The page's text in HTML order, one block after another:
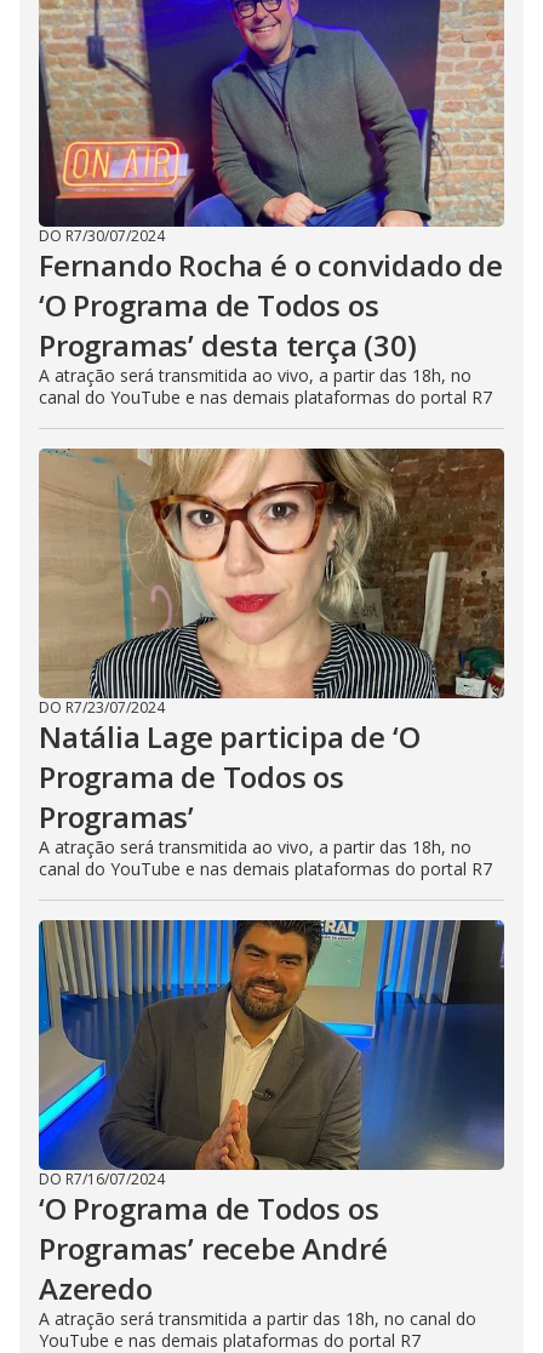
DO R7/30/07/2024
Fernando Rocha é o convidado de
‘O Programa de Todos os
Programas’ desta terça (30)
A atração será transmitida ao vivo, a partir das 18h, no
canal do YouTube e nas demais plataformas do portal R7
DO R7/23/07/2024
Natália Lage participa de ‘O
Programa de Todos os
Programas’
A atração será transmitida ao vivo, a partir das 18h, no
canal do YouTube e nas demais plataformas do portal R7
DO R7/16/07/2024
‘O Programa de Todos os
Programas’ recebe André
Azeredo
A atração será transmitida a partir das 18h, no canal do
YouTube e nas demais plataformas do portal R7